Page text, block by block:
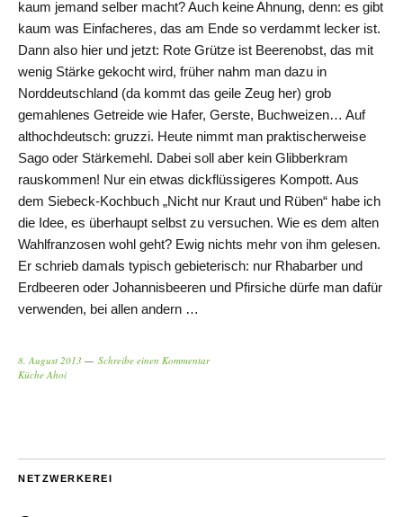
kaum jemand selber macht? Auch keine Ahnung, denn: es gibt
kaum was Einfacheres, das am Ende so verdammt lecker ist.
Dann also hier und jetzt: Rote Grütze ist Beerenobst, das mit
wenig Stärke gekocht wird, früher nahm man dazu in
Norddeutschland (da kommt das geile Zeug her) grob
gemahlenes Getreide wie Hafer, Gerste, Buchweizen… Auf
althochdeutsch: gruzzi. Heute nimmt man praktischerweise
Sago oder Stärkemehl. Dabei soll aber kein Glibberkram
rauskommen! Nur ein etwas dickflüssigeres Kompott. Aus
dem Siebeck-Kochbuch „Nicht nur Kraut und Rüben“ habe ich
die Idee, es überhaupt selbst zu versuchen. Wie es dem alten
Wahlfranzosen wohl geht? Ewig nichts mehr von ihm gelesen.
Er schrieb damals typisch gebieterisch: nur Rhabarber und
Erdbeeren oder Johannisbeeren und Pfirsiche dürfe man dafür
verwenden, bei allen andern …
8. August 2013
Schreibe einen Kommentar
Küche Ahoi
NETZWERKEREI